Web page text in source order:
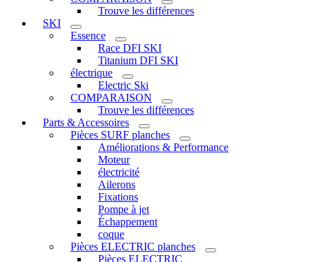
Trouve les différences
SKI
Essence
Race DFI SKI
Titanium DFI SKI
électrique
Electric Ski
COMPARAISON
Trouve les différences
Parts & Accessoires
Pièces SURF planches
Améliorations & Performance
Moteur
électricité
Ailerons
Fixations
Pompe à jet
Échappement
coque
Pièces ELECTRIC planches
Pièces ELECTRIC